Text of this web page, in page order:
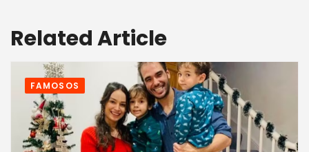
Related Article
FAMOSOS